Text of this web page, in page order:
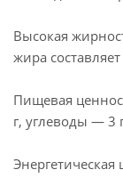
Высокая
жира составляет
Пищевая
г, углеводы — 3
Энергетическая